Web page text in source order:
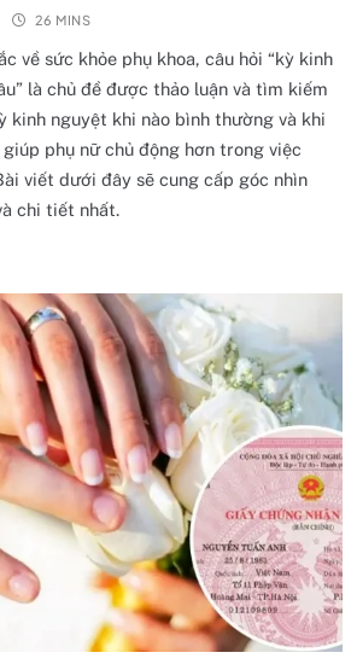
26 MINS
về sức khỏe phụ khoa, câu hỏi “kỳ kinh
là chủ đề được thảo luận và tìm kiếm
kinh nguyệt khi nào bình thường và khi
phụ nữ chủ động hơn trong việc
viết dưới đây sẽ cung cấp góc nhìn
chi tiết nhất.